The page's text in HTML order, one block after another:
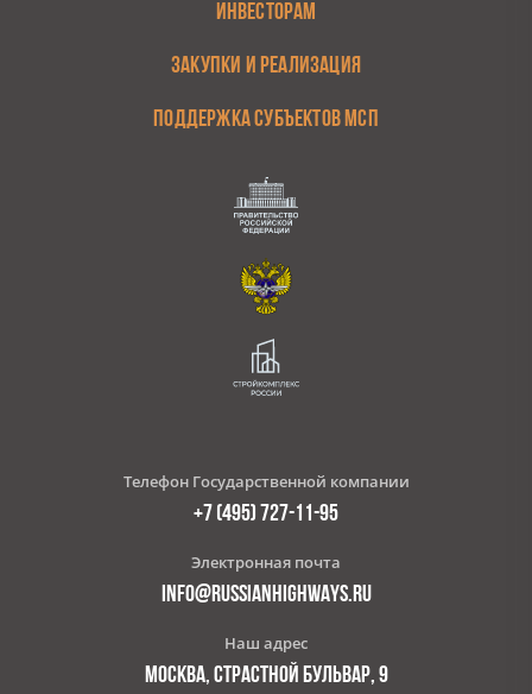
ИНВЕСТОРАМ
ЗАКУПКИ И РЕАЛИЗАЦИЯ
ПОДДЕРЖКА СУБЪЕКТОВ МСП
Телефон Государственной компании
+7 (495) 727-11-95
Электронная почта
INFO@RUSSIANHIGHWAYS.RU
Наш адрес
МОСКВА, СТРАСТНОЙ БУЛЬВАР, 9